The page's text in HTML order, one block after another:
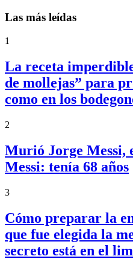
Las más leídas
1
La receta
de mollejas” para
como en los
2
Murió Jorge Messi,
Messi: tenía 68 años
3
Cómo preparar la
que fue elegida la
secreto está en el